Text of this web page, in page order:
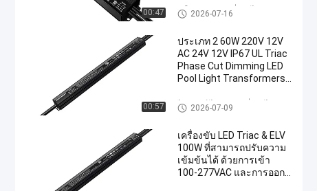
00:47 5 ใน 1 คนขับ หรี่แสงได้
2026-07-16
00:57
ประเภท 2 60W 220V 12V
AC 24V 12V IP67 UL Triac
Phase Cut Dimming LED
Pool Light Transformers
ไดรเวอร์ ไทรแอก หรี่แสงได้
2026-07-09
เครื่องขับ LED Triac & ELV
100W ที่สามารถปรับความ
เข้มข้นได้ ด้วยการเข้า
100-277VAC และการออก